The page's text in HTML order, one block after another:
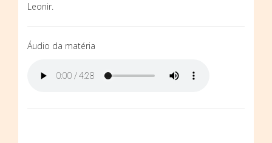
Leonir.
Áudio da matéria